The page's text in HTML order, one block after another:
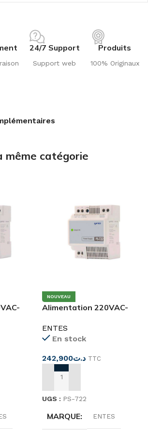
24/7 Support
Support web
Produits
100% Originaux
même catégorie
NOUVEAU
Alimentation 220VAC-
ENTES
En stock
د.ت242,900 TTC
AJOUTER AU PANIER
UGS : PS-722
MARQUE ENTES